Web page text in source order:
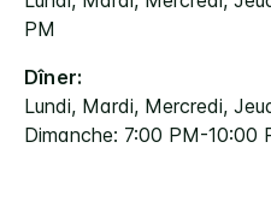
PM
Dîner:
Lundi, Mardi, Mercredi,
Dimanche: 7:00 PM-10:00